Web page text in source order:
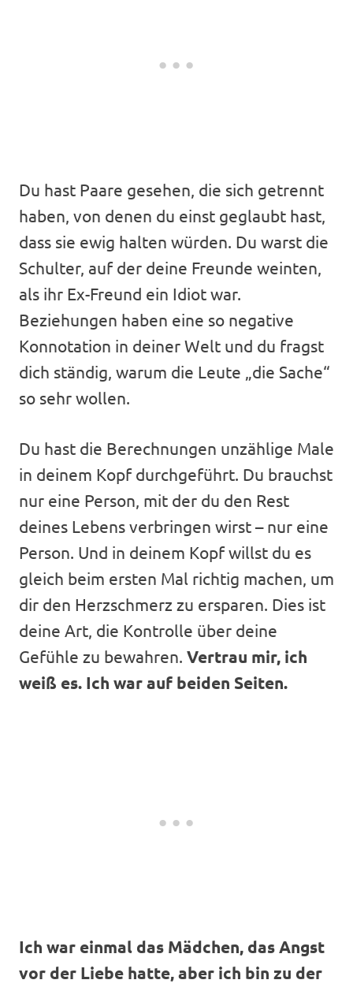
Du hast Paare gesehen, die sich getrennt
haben, von denen du einst geglaubt hast,
dass sie ewig halten würden. Du warst die
Schulter, auf der deine Freunde weinten,
als ihr Ex-Freund ein Idiot war.
Beziehungen haben eine so negative
Konnotation in deiner Welt und du fragst
dich ständig, warum die Leute „die Sache“
so sehr wollen.
Du hast die Berechnungen unzählige Male
in deinem Kopf durchgeführt. Du brauchst
nur eine Person, mit der du den Rest
deines Lebens verbringen wirst – nur eine
Person. Und in deinem Kopf willst du es
gleich beim ersten Mal richtig machen, um
dir den Herzschmerz zu ersparen. Dies ist
deine Art, die Kontrolle über deine
Gefühle zu bewahren. Vertrau mir, ich
weiß es. Ich war auf beiden Seiten.
Ich war einmal das Mädchen, das Angst
vor der Liebe hatte, aber ich bin zu der